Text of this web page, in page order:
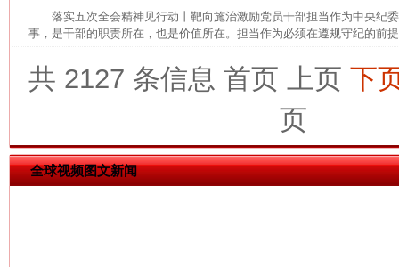
落实五次全会精神见行动丨靶向施治激励党员干部担当作为中央
事，是干部的职责所在，也是价值所在。担当作为必须在遵规守纪的前
共 2127 条信息 首页 上页 下
页
全球视频图文新闻